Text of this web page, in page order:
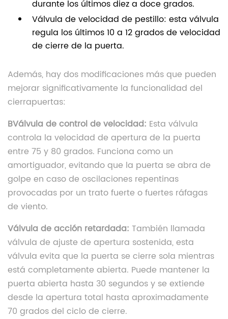
durante los últimos diez a doce grados.
Válvula de velocidad de pestillo: esta válvula
regula los últimos 10 a 12 grados de velocidad
de cierre de la puerta.
Además, hay dos modificaciones más que pueden
mejorar significativamente la funcionalidad del
cierrapuertas:
BVálvula de control de velocidad: Esta válvula
controla la velocidad de apertura de la puerta
entre 75 y 80 grados. Funciona como un
amortiguador, evitando que la puerta se abra de
golpe en caso de oscilaciones repentinas
provocadas por un trato fuerte o fuertes ráfagas
de viento.
Válvula de acción retardada: También llamada
válvula de ajuste de apertura sostenida, esta
válvula evita que la puerta se cierre sola mientras
está completamente abierta. Puede mantener la
puerta abierta hasta 30 segundos y se extiende
desde la apertura total hasta aproximadamente
70 grados del ciclo de cierre.